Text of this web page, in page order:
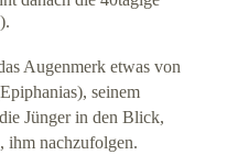
Augenmerk etwas von
seinem
Jünger in den Blick,
ihm nachzufolgen.